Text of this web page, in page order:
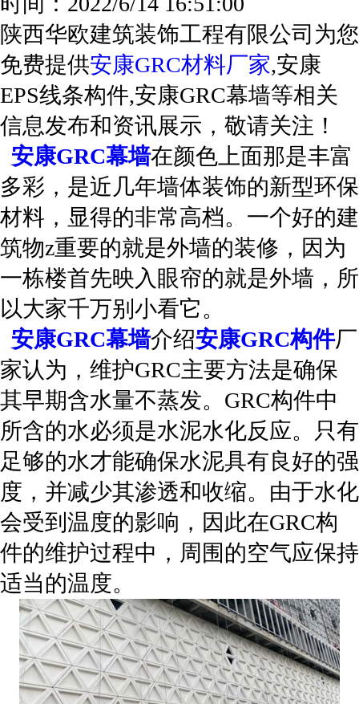
陕西华欧建筑装饰工程有限公司为您
免费提供安康GRC材料厂家,安康
EPS线条构件,安康GRC幕墙等相关
信息发布和资讯展示，敬请关注！
安康GRC幕墙在颜色上面那是丰富
多彩，是近几年墙体装饰的新型环保
材料，显得的非常高档。一个好的建
筑物z重要的就是外墙的装修，因为
一栋楼首先映入眼帘的就是外墙，所
以大家千万别小看它。
安康GRC幕墙介绍安康GRC构件厂
家认为，维护GRC主要方法是确保
其早期含水量不蒸发。GRC构件中
所含的水必须是水泥水化反应。只有
足够的水才能确保水泥具有良好的强
度，并减少其渗透和收缩。由于水化
会受到温度的影响，因此在GRC构
件的维护过程中，周围的空气应保持
适当的温度。